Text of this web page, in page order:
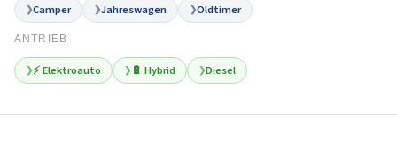
❯Camper ❯Jahreswagen ❯Oldtimer
ANTRIEB
❯⚡ Elektroauto ❯ 🔋 Hybrid ❯Diesel